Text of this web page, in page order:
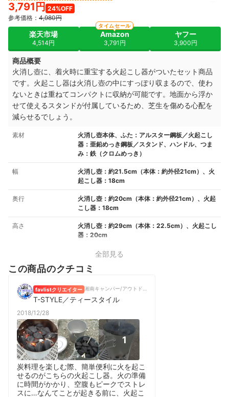
3,791円 24%OFF
参考価格： 4,980円
楽天市場
4,514円
Amazon
3,791円
タイムセール
ヤフー
3,900円
商品概要
火消し壺に、着火時に重宝する火起こし器がついたセット商品
です。火起こし器は火消し壺の中にすっぽり収まるので、使わ
ないときは重ねてコンパクトに収納が可能です。地面から浮か
せて使えるスタンドが付属しているため、芝生を傷める心配を
減らせるでしょう。
素材
火消し壺本体、ふた：アルスター鋼板／火起こし
器：亜鉛めっき鋼板／スタンド、ハンドル、つま
み：鉄（クロムめっき）
幅
火消し壺：約21.5cm（本体：約外径21cm）、火
起こし器：18cm
奥行
火消し壺：約20cm（本体：約外径21cm）、火起
こし器：18cm
高さ
火消し壺：約29cm（本体：22.5cm）、火起こし
器：20cm
全部見る
この商品のクチコミ
favlistクリエイター
T-STYLE／ティースタイル
2018/12/28
1
炭料理を楽しむ際、簡単便利に火を起こ
せるのがこちらの火起こし器。火の準備
に時間がかかり、空腹もピークでストレ
スに…なんてことが起きる前に、火起こ